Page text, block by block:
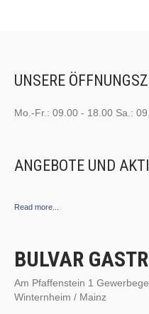
UNSERE
Mo.-Fr.: 09.00 - 18.00 Sa.:
ANGEBOTE UND
Read more...
BULVAR
Am Pfaffenstein 1
Winternheim / Mainz